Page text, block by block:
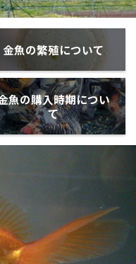
金魚の繁殖について
魚の購入時期につい
て